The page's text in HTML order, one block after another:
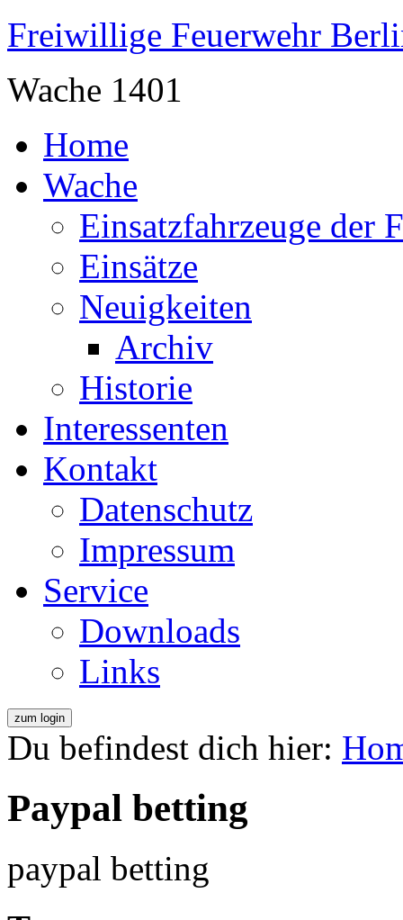
Freiwillige Feuerwehr
Wache 1401
Home
Wache
Einsatzfahrzeuge der
Einsätze
Neuigkeiten
Archiv
Historie
Interessenten
Kontakt
Datenschutz
Impressum
Service
Downloads
Links
Du befindest dich hier:
Paypal betting
paypal betting